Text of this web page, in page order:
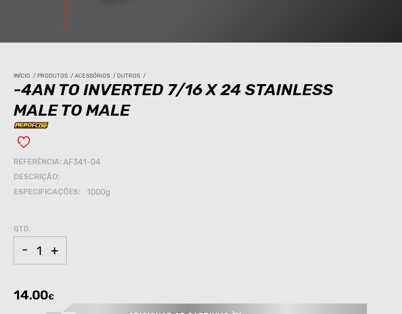
INÍCIO / PRODUTOS / ACESSÓRIOS / OUTROS /
-4AN TO INVERTED 7/16 X 24 STAINLESS
MALE TO MALE
REFERÊNCIA: AF341-04
DESCRIÇÃO:
ESPECIFICAÇÕES:
1000g
QTD.
- +
14.00€